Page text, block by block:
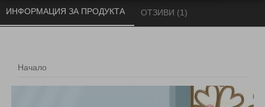
Начало
ИНФОРМАЦИЯ ЗА ПРОДУКТА ОТЗИВИ (1)